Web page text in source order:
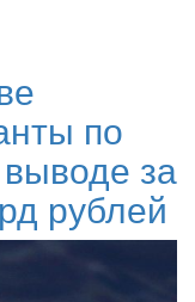
по
за
рублей